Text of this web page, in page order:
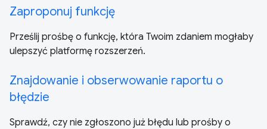
Zaproponuj funkcję
Prześlij prośbę o funkcję, która Twoim zdaniem mogłaby
ulepszyć platformę rozszerzeń.
Znajdowanie i obserwowanie raportu o
błędzie
Sprawdź, czy nie zgłoszono już błędu lub prośby o